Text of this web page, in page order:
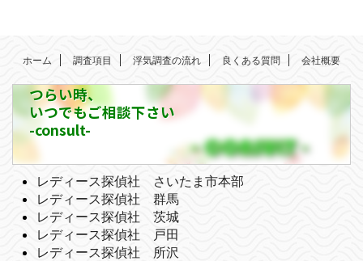
ホーム 調査項目 浮気調査の流れ 良くある質問 会社概要
つらい時、
いつでもご相談下さい
-consult-
レディース探偵社 さいたま市本部
レディース探偵社 群馬
レディース探偵社 茨城
レディース探偵社 戸田
レディース探偵社 所沢